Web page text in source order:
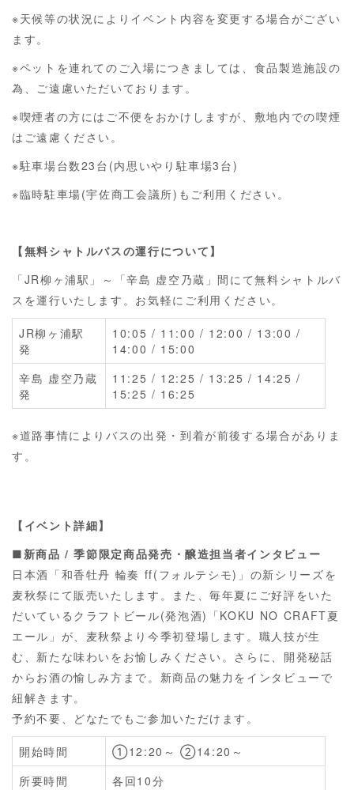
※天候等の状況によりイベント内容を変更する場合がござい
ます。
※ペットを連れてのご入場につきましては、食品製造施設の
為、ご遠慮いただいております。
※喫煙者の方にはご不便をおかけしますが、敷地内での喫煙
はご遠慮ください。
※駐車場台数23台(内思いやり駐車場3台)
※臨時駐車場(宇佐商工会議所)もご利用ください。
【無料シャトルバスの運行について】
「JR柳ヶ浦駅」～「辛島 虚空乃蔵」間にて無料シャトルバ
スを運行いたします。お気軽にご利用ください。
JR柳ヶ浦駅
発
10:05 / 11:00 / 12:00 / 13:00 /
14:00 / 15:00
辛島 虚空乃蔵
発
11:25 / 12:25 / 13:25 / 14:25 /
15:25 / 16:25
※道路事情によりバスの出発・到着が前後する場合がありま
す。
【イベント詳細】
■新商品 / 季節限定商品発売・醸造担当者インタビュー
日本酒「和香牡丹 輪奏 ff(フォルテシモ)」の新シリーズを
麦秋祭にて販売いたします。また、毎年夏にご好評をいた
だいているクラフトビール(発泡酒)「KOKU NO CRAFT夏
エール」が、麦秋祭より今季初登場します。職人技が生
む、新たな味わいをお愉しみください。さらに、 開発秘話
からお酒の愉しみ方まで。新商品の魅力をインタビューで
紐解きます。
予約不要、どなたでもご参加いただけます。
開始時間
①12:20～ ②14:20～
所要時間
各回10分